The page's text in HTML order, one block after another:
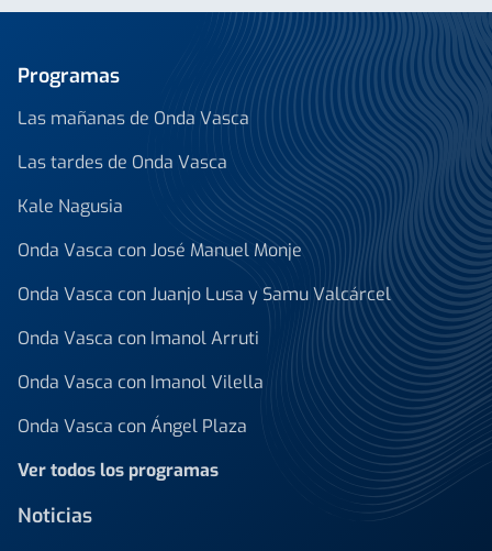
Programas
Las mañanas de Onda Vasca
Las tardes de Onda Vasca
Kale Nagusia
Onda Vasca con José Manuel Monje
Onda Vasca con Juanjo Lusa y Samu Valcárcel
Onda Vasca con Imanol Arruti
Onda Vasca con Imanol Vilella
Onda Vasca con Ángel Plaza
Ver todos los programas
Noticias